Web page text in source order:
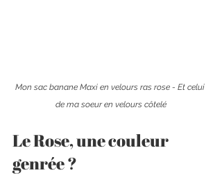
Mon sac banane Maxi en velours ras rose - Et celui
de ma soeur en velours côtelé
Le Rose, une couleur
genrée ?